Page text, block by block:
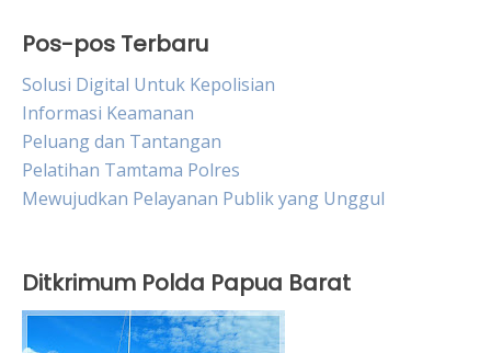
Pos-pos Terbaru
Solusi Digital Untuk Kepolisian
Informasi Keamanan
Peluang dan Tantangan
Pelatihan Tamtama Polres
Mewujudkan Pelayanan Publik yang Unggul
Ditkrimum Polda Papua Barat